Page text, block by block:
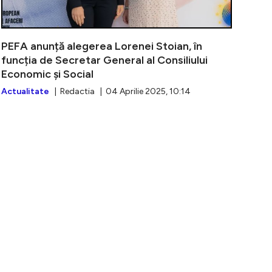
PEFA anunță alegerea Lorenei Stoian, în
funcția de Secretar General al Consiliului
Economic și Social
Actualitate | Redactia | 04 Aprilie 2025, 10:14